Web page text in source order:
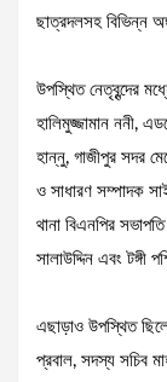
ছাত্রদলসহ বিভিন্ন
উপস্থিত নেতৃবৃন্দের
হালিমুজ্জামান ননী,
হান্নু, গাজীপুর সদর
ও সাধারণ সম্পাদক
থানা বিএনপির
সালাউদ্দিন এবং টঙ্গী
এছাড়াও উপস্থিত
প্রবাল, সদস্য সচিব